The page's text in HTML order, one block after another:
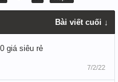
Bài viết cuối ↓
giá siêu rẻ
7/2/22